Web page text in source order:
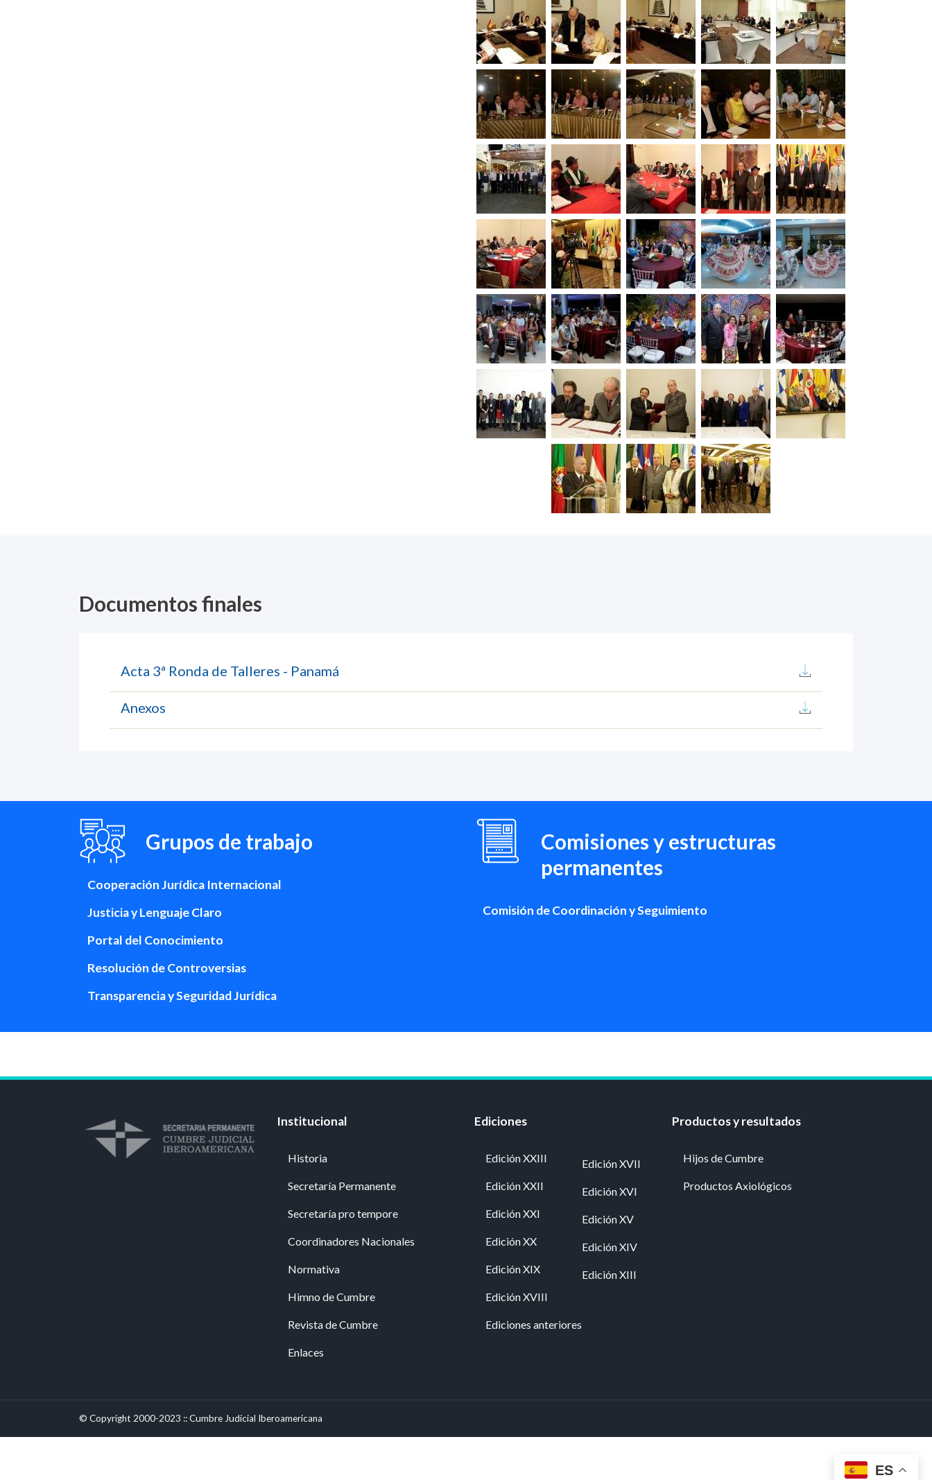
ES
Documentos finales
Acta 3ª Ronda de Talleres - Panamá
Anexos
Grupos de trabajo
Cooperación Jurídica Internacional
Justicia y Lenguaje Claro
Portal del Conocimiento
Resolución de Controversias
Transparencia y Seguridad Jurídica
Comisiones y estructuras
permanentes
Comisión de Coordinación y Seguimiento
Institucional
Historia
Secretaría Permanente
Secretaría pro tempore
Coordinadores Nacionales
Normativa
Himno de Cumbre
Revista de Cumbre
Enlaces
Ediciones
Edición XXIII
Edición XXII
Edición XXI
Edición XX
Edición XIX
Edición XVIII
Edición XVII
Edición XVI
Edición XV
Edición XIV
Edición XIII
Ediciones anteriores
Productos y resultados
Hijos de Cumbre
Productos Axiológicos
© Copyright 2000-2023 :: Cumbre Judicial Iberoamericana